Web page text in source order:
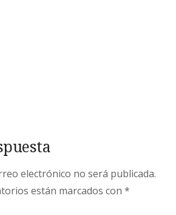
electrónico no será publicada.
están marcados con *